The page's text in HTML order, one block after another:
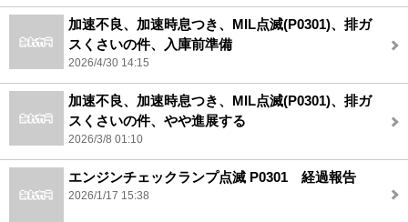
加速不良、加速時息つき、MIL点滅(P0301)、排ガ
スくさいの件、入庫前準備
2026/4/30 14:15
加速不良、加速時息つき、MIL点滅(P0301)、排ガ
スくさいの件、やや進展する
2026/3/8 01:10
エンジンチェックランプ点滅 P0301 経過報告
2026/1/17 15:38